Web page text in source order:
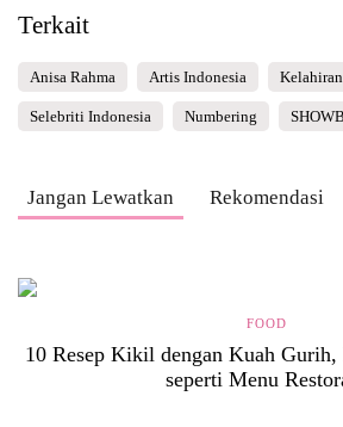
Terkait
Anisa Rahma Artis Indonesia
Selebriti Indonesia Numbering
Jangan Lewatkan Rekomendasi
FOOD
10 Resep Kikil dengan Kuah Gurih,
seperti Menu